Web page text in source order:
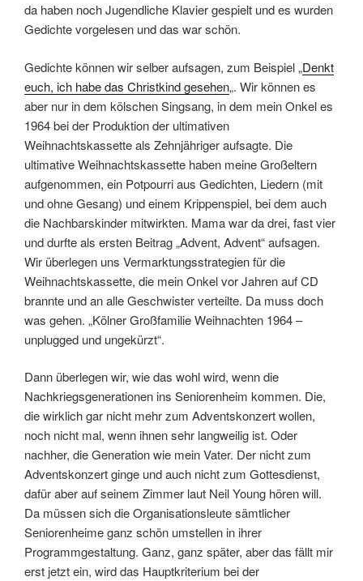
da haben noch Jugendliche Klavier gespielt und es wurden
Gedichte vorgelesen und das war schön.
Gedichte können wir selber aufsagen, zum Beispiel „Denkt
euch, ich habe das Christkind gesehen„. Wir können es
aber nur in dem kölschen Singsang, in dem mein Onkel es
1964 bei der Produktion der ultimativen
Weihnachtskassette als Zehnjähriger aufsagte. Die
ultimative Weihnachtskassette haben meine Großeltern
aufgenommen, ein Potpourri aus Gedichten, Liedern (mit
und ohne Gesang) und einem Krippenspiel, bei dem auch
die Nachbarskinder mitwirkten. Mama war da drei, fast vier
und durfte als ersten Beitrag „Advent, Advent“ aufsagen.
Wir überlegen uns Vermarktungsstrategien für die
Weihnachtskassette, die mein Onkel vor Jahren auf CD
brannte und an alle Geschwister verteilte. Da muss doch
was gehen. „Kölner Großfamilie Weihnachten 1964 –
unplugged und ungekürzt“.
Dann überlegen wir, wie das wohl wird, wenn die
Nachkriegsgenerationen ins Seniorenheim kommen. Die,
die wirklich gar nicht mehr zum Adventskonzert wollen,
noch nicht mal, wenn ihnen sehr langweilig ist. Oder
nachher, die Generation wie mein Vater. Der nicht zum
Adventskonzert ginge und auch nicht zum Gottesdienst,
dafür aber auf seinem Zimmer laut Neil Young hören will.
Da müssen sich die Organisationsleute sämtlicher
Seniorenheime ganz schön umstellen in ihrer
Programmgestaltung. Ganz, ganz später, aber das fällt mir
erst jetzt ein, wird das Hauptkriterium bei der